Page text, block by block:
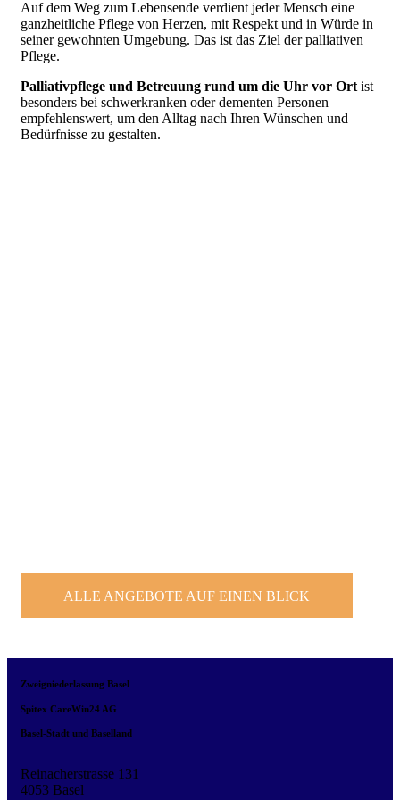
Auf dem Weg zum Lebensende verdient jeder Mensch eine
ganzheitliche Pflege von Herzen, mit Respekt und in Würde in
seiner gewohnten Umgebung. Das ist das Ziel der palliativen
Pflege.
Palliativpflege und Betreuung rund um die Uhr vor Ort ist
besonders bei schwerkranken oder dementen Personen
empfehlenswert, um den Alltag nach Ihren Wünschen und
Bedürfnisse zu gestalten.
ALLE ANGEBOTE AUF EINEN BLICK
Zweigniederlassung Basel
Spitex CareWin24 AG
Basel-Stadt und Baselland
Reinacherstrasse 131
4053 Basel